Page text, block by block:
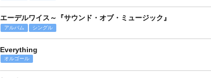
エーデルワイス～『サウンド・オブ・ミュージック』
アルバム シングル
Everything
オルゴール